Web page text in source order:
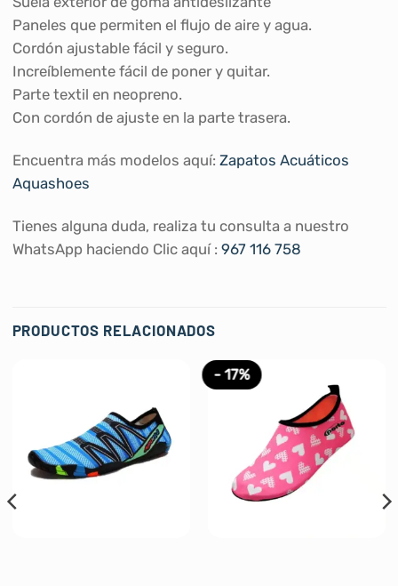
Paneles que permiten el flujo de aire y agua.
Cordón ajustable fácil y seguro.
Increíblemente fácil de poner y quitar.
Parte textil en neopreno.
Con cordón de ajuste en la parte trasera.
Encuentra más modelos aquí: Zapatos Acuáticos
Aquashoes
Tienes alguna duda, realiza tu consulta a nuestro
WhatsApp haciendo Clic aquí : 967 116 758
PRODUCTOS RELACIONADOS
- 17%